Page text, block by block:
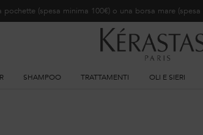
pochette (spesa minima 100€) o una borsa mare
SHAMPOO TRATTAMENTI OLI E SIERI